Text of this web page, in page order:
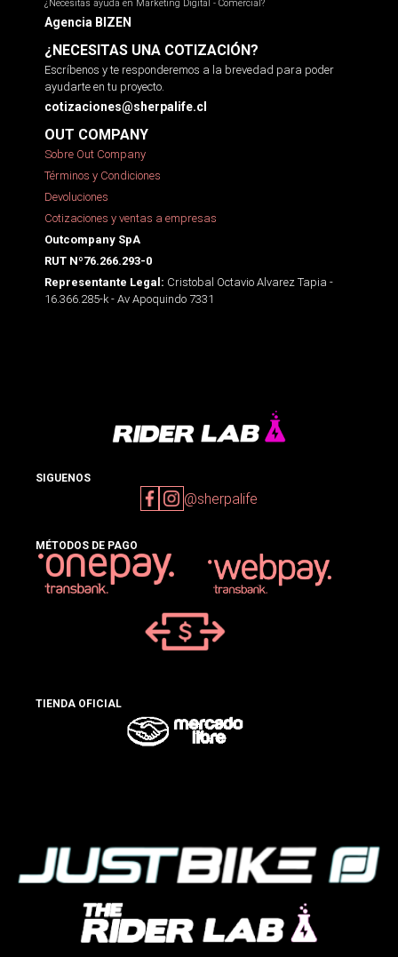
¿Necesitas ayuda en Marketing Digital - Comercial?
Agencia BIZEN
¿NECESITAS UNA COTIZACIÓN?
Escríbenos y te responderemos a la brevedad para poder
ayudarte en tu proyecto.
cotizaciones@sherpalife.cl
OUT COMPANY
Sobre Out Company
Términos y Condiciones
Devoluciones
Cotizaciones y ventas a empresas
Outcompany SpA
RUT Nº76.266.293-0
Representante Legal: Cristobal Octavio Alvarez Tapia -
16.366.285-k - Av Apoquindo 7331
SIGUENOS
@sherpalife
MÉTODOS DE PAGO
TIENDA OFICIAL